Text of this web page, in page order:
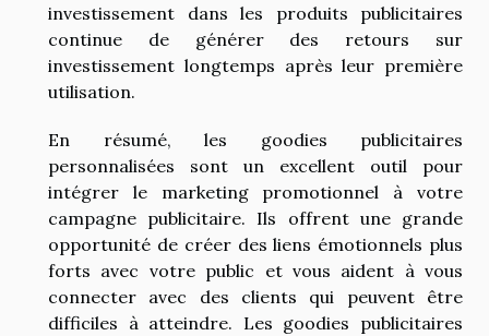
investissement dans les produits publicitaires
continue de générer des retours sur
investissement longtemps après leur première
utilisation.
En résumé, les goodies publicitaires
personnalisées sont un excellent outil pour
intégrer le marketing promotionnel à votre
campagne publicitaire. Ils offrent une grande
opportunité de créer des liens émotionnels plus
forts avec votre public et vous aident à vous
connecter avec des clients qui peuvent être
difficiles à atteindre. Les goodies publicitaires